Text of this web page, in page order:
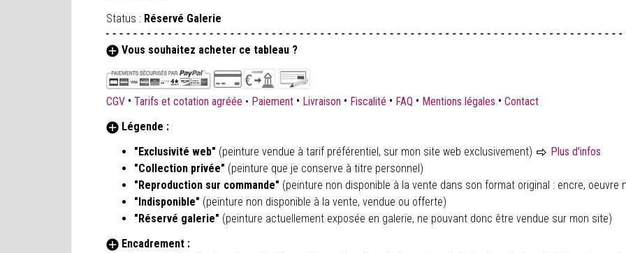
Status : Réservé Galerie
Vous souhaitez acheter ce tableau ?
CGV • Tarifs et cotation agréée • Paiement • Livraison • Fiscalité • FAQ • Mentions légales • Contact
Légende :
"Exclusivité web" (peinture vendue à tarif préférentiel, sur mon site web exclusivement)
Plus d'infos
"Collection privée" (peinture que je conserve à titre personnel)
"Reproduction sur commande" (peinture non disponible à la vente dans son format original : encre, oeuvre
"Indisponible" (peinture non disponible à la vente, vendue ou offerte)
"Réservé galerie" (peinture actuellement exposée en galerie, ne pouvant donc être vendue sur mon site)
Encadrement :